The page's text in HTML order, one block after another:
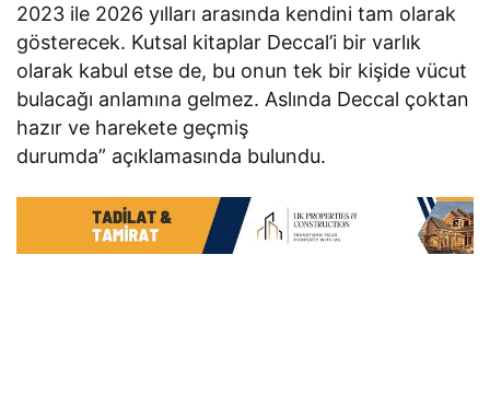
2023 ile 2026 yılları arasında kendini tam olarak
gösterecek. Kutsal kitaplar Deccal’i bir varlık
olarak kabul etse de, bu onun tek bir kişide vücut
bulacağı anlamına gelmez. Aslında Deccal çoktan
hazır ve harekete geçmiş
durumda” açıklamasında bulundu.